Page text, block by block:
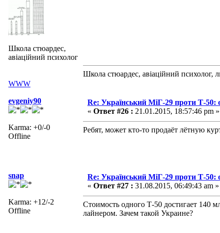
Школа стюардес,
авіаційний психолог
WWW
Школа стюардес, авіаційний психолог,
evgeniy90
Karma: +0/-0
Offline
Re: Український МіГ-29 проти Т-50:
« Ответ #26 : 21.01.2015, 18:57:46 pm »
Ребят, может кто-то продаёт лётную
snap
Karma: +12/-2
Offline
Re: Український МіГ-29 проти Т-50:
« Ответ #27 : 31.08.2015, 06:49:43 am »
Стоимость одного Т-50 достигает 140
лайнером. Зачем такой Украине?